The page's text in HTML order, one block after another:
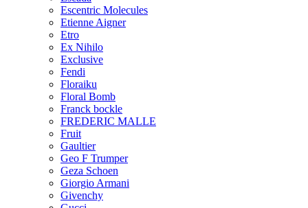
Escentric Molecules
Etienne Aigner
Etro
Ex Nihilo
Exclusive
Fendi
Floraiku
Floral Bomb
Franck bockle
FREDERIC MALLE
Fruit
Gaultier
Geo F Trumper
Geza Schoen
Giorgio Armani
Givenchy